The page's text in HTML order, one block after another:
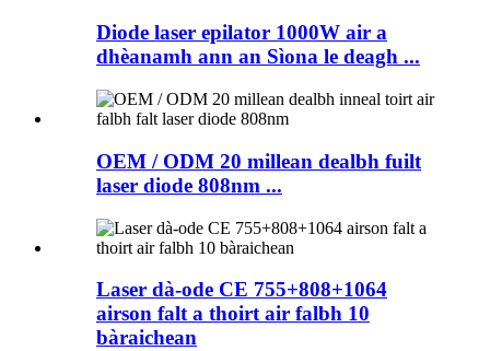
Diode laser epilator 1000W air a
dhèanamh ann an Sìona le deagh ...
OEM / ODM 20 millean dealbh fuilt
laser diode 808nm ...
Laser dà-ode CE 755+808+1064
airson falt a thoirt air falbh 10
bàraichean